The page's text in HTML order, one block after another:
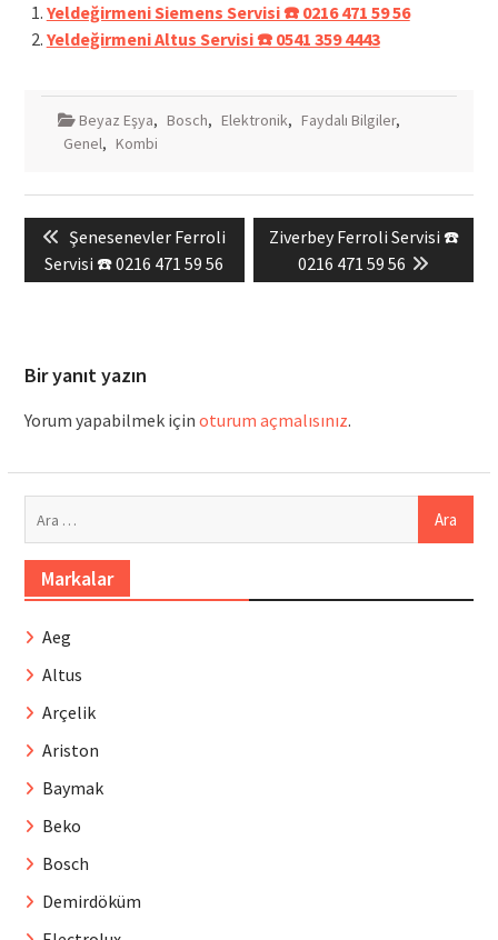
Yeldeğirmeni Siemens Servisi ☎️ 0216 471 59 56
Yeldeğirmeni Altus Servisi ☎️ 0541 359 4443
Beyaz Eşya, Bosch, Elektronik, Faydalı Bilgiler,
Genel, Kombi
Yazı
gezinmesi
Previous
post:
Şenesenevler Ferroli
Servisi ☎️ 0216 471 59 56
Next
post:
Ziverbey Ferroli Servisi ☎️
0216 471 59 56
Bir yanıt yazın
Yorum yapabilmek için oturum açmalısınız.
Markalar
Aeg
Altus
Arçelik
Ariston
Baymak
Beko
Bosch
Demirdöküm